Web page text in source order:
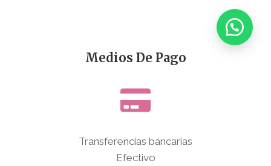
Medios De Pago
Transferencias bancarias
Efectivo